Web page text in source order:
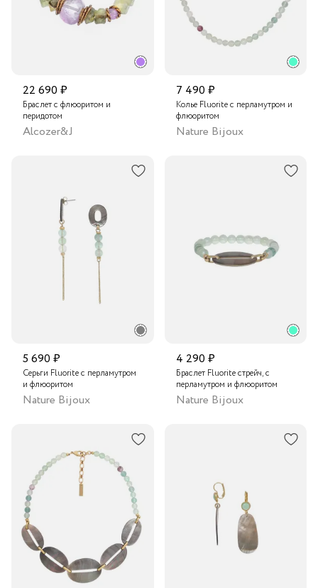
22 690 ₽
Браслет с флюоритом и
перидотом
Alcozer&J
7 490 ₽
Колье Fluorite с перламутром и
флюоритом
Nature Bijoux
5 690 ₽
Серьги Fluorite с перламутром
и флюоритом
Nature Bijoux
4 290 ₽
Браслет Fluorite стрейч, с
перламутром и флюоритом
Nature Bijoux